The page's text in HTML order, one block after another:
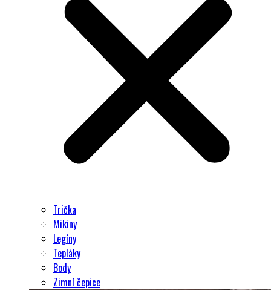
Trička
Mikiny
Legíny
Tepláky
Body
Zimní čepice